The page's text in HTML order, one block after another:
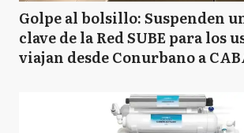
Golpe al bolsillo: Suspenden
clave de la Red SUBE para los
viajan desde Conurbano a